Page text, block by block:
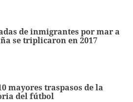
de inmigrantes por mar a
se triplicaron en 2017
mayores traspasos de la
del fútbol